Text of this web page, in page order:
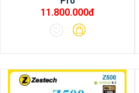
11.800.000đ